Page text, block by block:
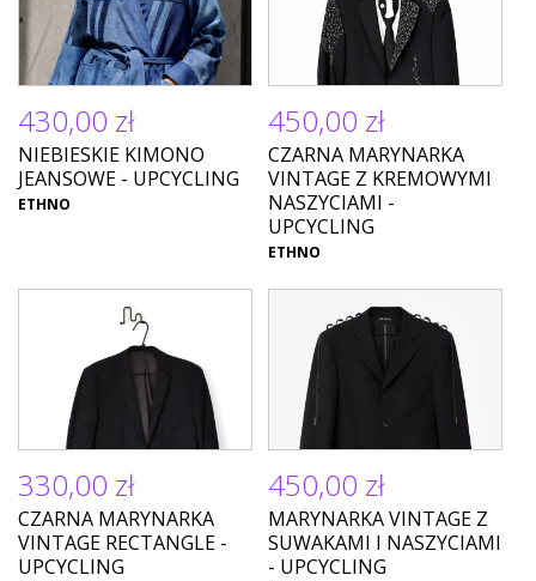
430,00 zł
NIEBIESKIE KIMONO
JEANSOWE - UPCYCLING
ETHNO
450,00 zł
CZARNA MARYNARKA
VINTAGE Z KREMOWYMI
NASZYCIAMI -
UPCYCLING
ETHNO
330,00 zł
CZARNA MARYNARKA
VINTAGE RECTANGLE -
UPCYCLING
450,00 zł
MARYNARKA VINTAGE Z
SUWAKAMI I NASZYCIAMI
- UPCYCLING